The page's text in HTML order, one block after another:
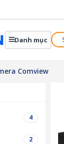
Danh mục
Comview
4
2